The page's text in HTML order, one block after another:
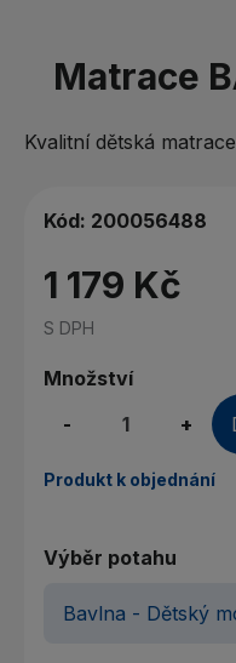
Matrace
Kvalitní dětská
Kód: 200056488
1 179 Kč
S DPH
Množství
-
+
Produkt k objednání
Výběr potahu